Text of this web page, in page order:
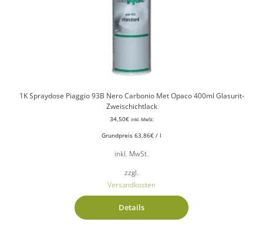
1K Spraydose Piaggio 93B Nero Carbonio Met Opaco 400ml Glasurit-
Zweischichtlack
34,50€ inkl. MwSt.
Grundpreis 63,86€ / l
inkl. MwSt.
zzgl.
Versandkosten
Details